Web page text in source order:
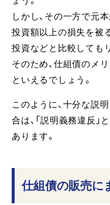
しかし、その一方で元
投資額以上の損失を被
投資などと比較しても
そのため、仕組債のメ
といえるでしょう。
このように、十分な説
合は、「説明義務違反
あります。
仕組債の販売に